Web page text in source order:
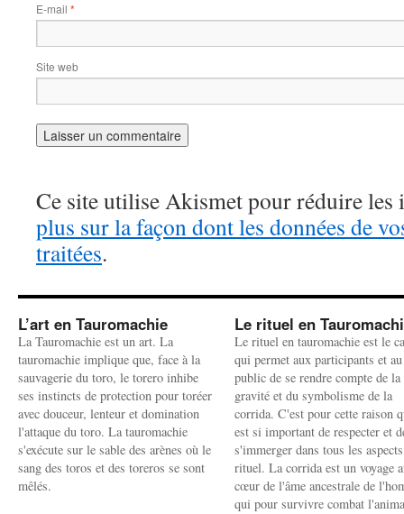
E-mail *
Site web
Ce site utilise Akismet pour réduire les
plus sur la façon dont les données de
traitées.
L’art en Tauromachie
La Tauromachie est un art. La
tauromachie implique que, face à la
sauvagerie du toro, le torero inhibe
ses instincts de protection pour toréer
avec douceur, lenteur et domination
l'attaque du toro. La tauromachie
s'exécute sur le sable des arènes où le
sang des toros et des toreros se sont
mêlés.
Le rituel en
Le rituel en tauromachie est le
qui permet aux participants et au
public de se rendre compte de la
gravité et du symbolisme de la
corrida. C'est pour cette raison
est si important de respecter et
s'immerger dans tous les
rituel. La corrida est un voyage
cœur de l'âme ancestrale de
qui pour survivre combat